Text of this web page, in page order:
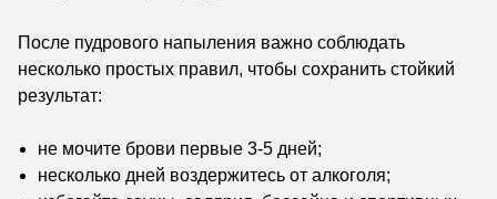
После пудрового напыления важно соблюдать
несколько простых правил, чтобы сохранить стойкий
результат:
не мочите брови первые 3-5 дней;
несколько дней воздержитесь от алкоголя;